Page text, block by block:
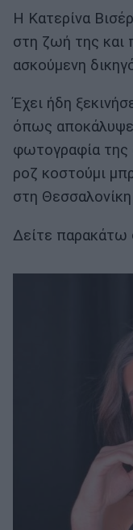
Η Κατερίνα
στη ζωή της και
ασκούμενη
Έχει ήδη
όπως αποκάλυψε
φωτογραφία της
ροζ κοστούμι
στη Θεσσαλονίκη
Δείτε παρακάτω